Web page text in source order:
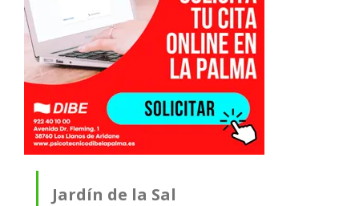
Jardín de la Sal